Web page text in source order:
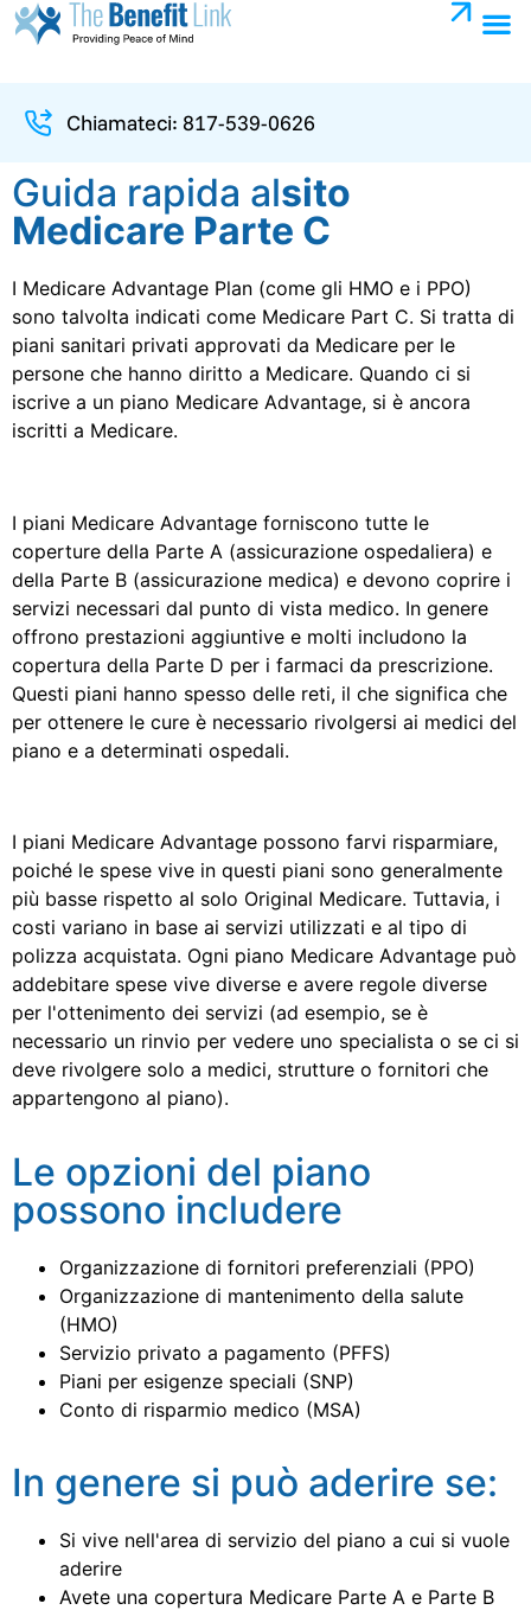
Chiamateci: 817-539-0626
Guida rapida alsito
Medicare Parte C
I Medicare Advantage Plan (come gli HMO e i PPO)
sono talvolta indicati come Medicare Part C. Si tratta di
piani sanitari privati approvati da Medicare per le
persone che hanno diritto a Medicare. Quando ci si
iscrive a un piano Medicare Advantage, si è ancora
iscritti a Medicare.
I piani Medicare Advantage forniscono tutte le
coperture della Parte A (assicurazione ospedaliera) e
della Parte B (assicurazione medica) e devono coprire i
servizi necessari dal punto di vista medico. In genere
offrono prestazioni aggiuntive e molti includono la
copertura della Parte D per i farmaci da prescrizione.
Questi piani hanno spesso delle reti, il che significa che
per ottenere le cure è necessario rivolgersi ai medici del
piano e a determinati ospedali.
I piani Medicare Advantage possono farvi risparmiare,
poiché le spese vive in questi piani sono generalmente
più basse rispetto al solo Original Medicare. Tuttavia, i
costi variano in base ai servizi utilizzati e al tipo di
polizza acquistata. Ogni piano Medicare Advantage può
addebitare spese vive diverse e avere regole diverse
per l'ottenimento dei servizi (ad esempio, se è
necessario un rinvio per vedere uno specialista o se ci si
deve rivolgere solo a medici, strutture o fornitori che
appartengono al piano).
Le opzioni del piano
possono includere
Organizzazione di fornitori preferenziali (PPO)
Organizzazione di mantenimento della salute
(HMO)
Servizio privato a pagamento (PFFS)
Piani per esigenze speciali (SNP)
Conto di risparmio medico (MSA)
In genere si può aderire se:
Si vive nell'area di servizio del piano a cui si vuole
aderire
Avete una copertura Medicare Parte A e Parte B